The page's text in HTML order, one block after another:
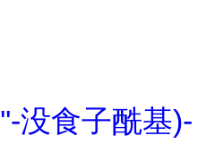
没食子酰基)-